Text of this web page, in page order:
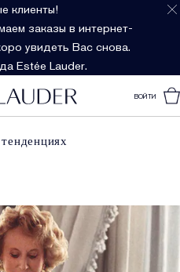
клиенты!
заказы в интернет-
увидеть Вас снова.
Estée Lauder.
ВОЙТИ